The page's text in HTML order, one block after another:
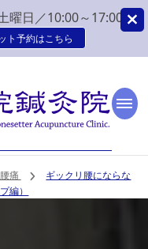
曜日／10:00～17:00
ト予約はこちら
肩こり
はさか
丁寧な問診、治療をさせて
腰痛
ギックリ腰にならな
編）